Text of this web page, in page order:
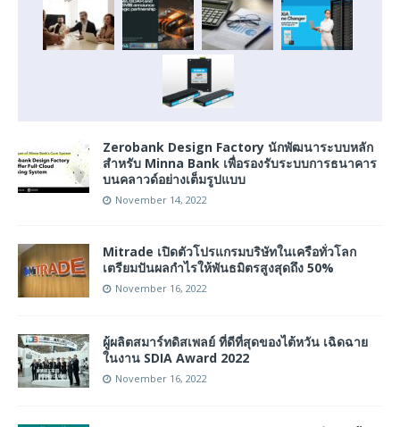
Zerobank Design Factory นักพัฒนาระบบหลัก
สำหรับ Minna Bank เพื่อรองรับระบบการธนาคาร
บนคลาวด์อย่างเต็มรูปแบบ
November 14, 2022
Mitrade เปิดตัวโปรแกรมบริษัทในเครือทั่วโลก
เตรียมปันผลกำไรให้พันธมิตรสูงสุดถึง 50%
November 16, 2022
ผู้ผลิตสมาร์ทดิสเพลย์ ที่ดีที่สุดของไต้หวัน เฉิดฉาย
ในงาน SDIA Award 2022
November 16, 2022